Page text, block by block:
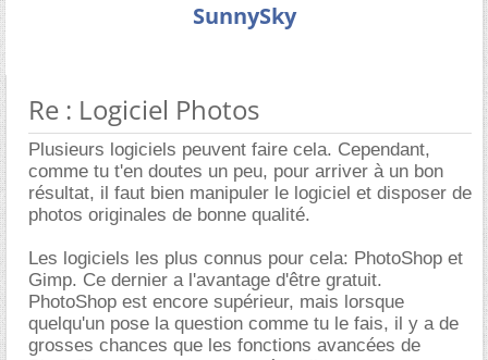
SunnySky
Re : Logiciel Photos
Plusieurs logiciels peuvent faire cela. Cependant,
comme tu t'en doutes un peu, pour arriver à un bon
résultat, il faut bien manipuler le logiciel et disposer de
photos originales de bonne qualité.
Les logiciels les plus connus pour cela: PhotoShop et
Gimp. Ce dernier a l'avantage d'être gratuit.
PhotoShop est encore supérieur, mais lorsque
quelqu'un pose la question comme tu le fais, il y a de
grosses chances que les fonctions avancées de